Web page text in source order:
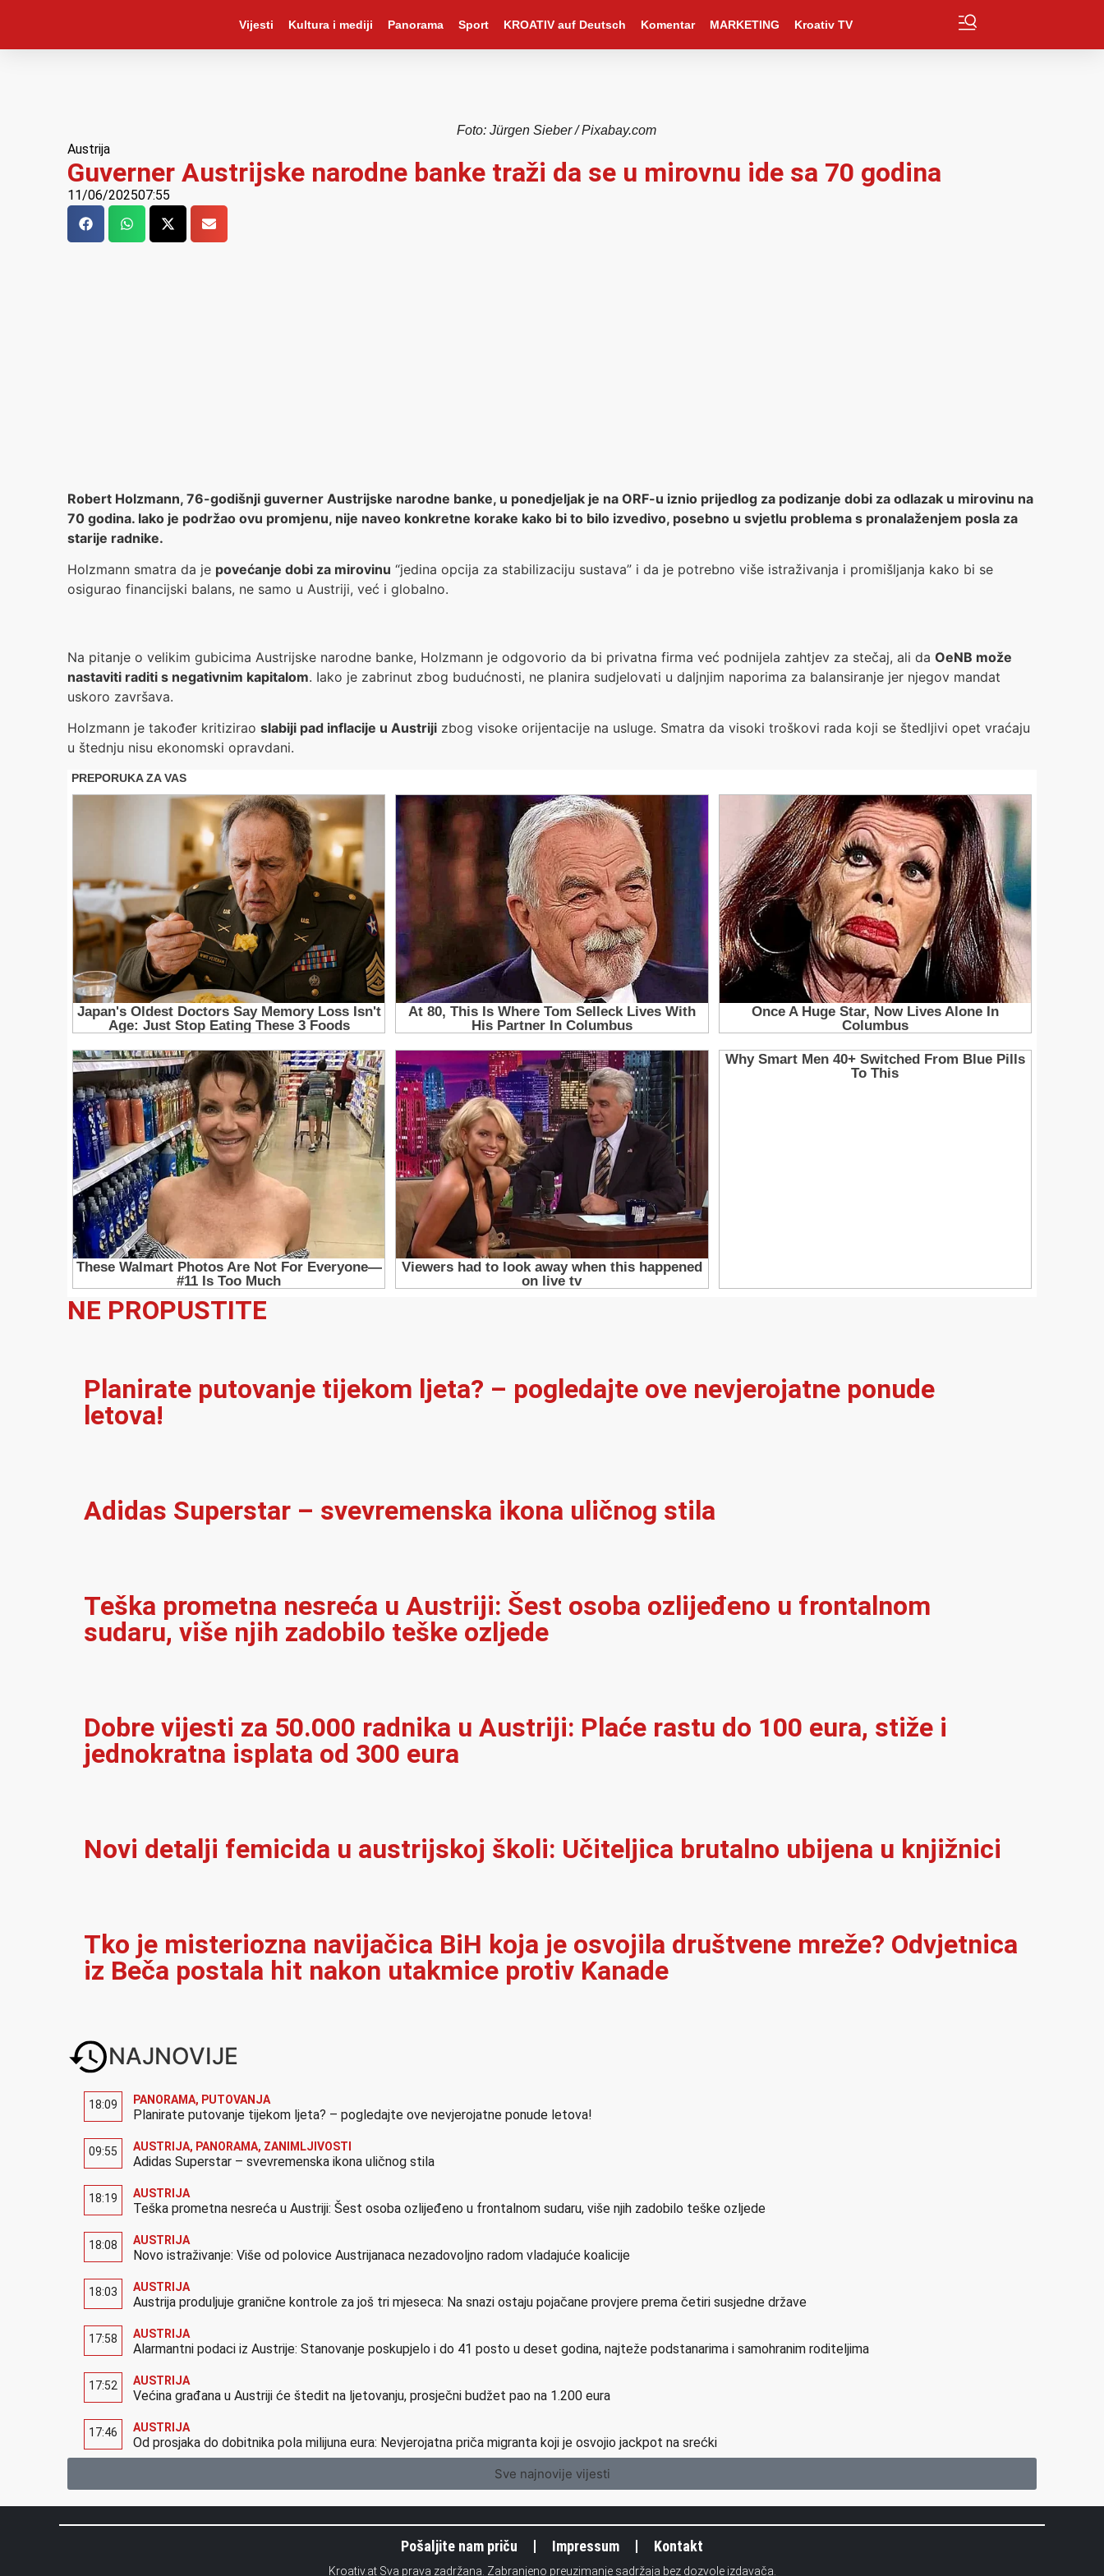
Vijesti Kultura i mediji Panorama Sport KROATIV auf Deutsch Komentar MARKETING Kroativ TV
Foto: Jürgen Sieber / Pixabay.com
Austrija
Guverner Austrijske narodne banke traži da se u mirovnu ide sa 70 godina
11/06/202507:55
Robert Holzmann, 76-godišnji guverner Austrijske narodne banke, u ponedjeljak je na ORF-u iznio prijedlog za podizanje dobi za odlazak u mirovinu na
70 godina. Iako je podržao ovu promjenu, nije naveo konkretne korake kako bi to bilo izvedivo, posebno u svjetlu problema s pronalaženjem posla za
starije radnike.
Holzmann smatra da je povećanje dobi za mirovinu “jedina opcija za stabilizaciju sustava” i da je potrebno više istraživanja i promišljanja kako bi se
osigurao financijski balans, ne samo u Austriji, već i globalno.
Na pitanje o velikim gubicima Austrijske narodne banke, Holzmann je odgovorio da bi privatna firma već podnijela zahtjev za stečaj, ali da OeNB može
nastaviti raditi s negativnim kapitalom. Iako je zabrinut zbog budućnosti, ne planira sudjelovati u daljnjim naporima za balansiranje jer njegov mandat
uskoro završava.
Holzmann je također kritizirao slabiji pad inflacije u Austriji zbog visoke orijentacije na usluge. Smatra da visoki troškovi rada koji se štedljivi opet vraćaju
u štednju nisu ekonomski opravdani.
NE PROPUSTITE
Planirate putovanje tijekom ljeta? – pogledajte ove nevjerojatne ponude
letova!
Adidas Superstar – svevremenska ikona uličnog stila
Teška prometna nesreća u Austriji: Šest osoba ozlijeđeno u frontalnom
sudaru, više njih zadobilo teške ozljede
Dobre vijesti za 50.000 radnika u Austriji: Plaće rastu do 100 eura, stiže i
jednokratna isplata od 300 eura
Novi detalji femicida u austrijskoj školi: Učiteljica brutalno ubijena u knjižnici
Tko je misteriozna navijačica BiH koja je osvojila društvene mreže? Odvjetnica
iz Beča postala hit nakon utakmice protiv Kanade
NAJNOVIJE
18:09 PANORAMA, PUTOVANJA
Planirate putovanje tijekom ljeta? – pogledajte ove nevjerojatne ponude letova!
09:55 AUSTRIJA, PANORAMA, ZANIMLJIVOSTI
Adidas Superstar – svevremenska ikona uličnog stila
18:19 AUSTRIJA
Teška prometna nesreća u Austriji: Šest osoba ozlijeđeno u frontalnom sudaru, više njih zadobilo teške ozljede
18:08 AUSTRIJA
Novo istraživanje: Više od polovice Austrijanaca nezadovoljno radom vladajuće koalicije
18:03 AUSTRIJA
Austrija produljuje granične kontrole za još tri mjeseca: Na snazi ostaju pojačane provjere prema četiri susjedne države
17:58 AUSTRIJA
Alarmantni podaci iz Austrije: Stanovanje poskupjelo i do 41 posto u deset godina, najteže podstanarima i samohranim roditeljima
17:52 AUSTRIJA
Većina građana u Austriji će štedit na ljetovanju, prosječni budžet pao na 1.200 eura
17:46 AUSTRIJA
Od prosjaka do dobitnika pola milijuna eura: Nevjerojatna priča migranta koji je osvojio jackpot na srećki
Sve najnovije vijesti
Pošaljite nam priču Impressum Kontakt
Kroativ.at Sva prava zadržana. Zabranjeno preuzimanje sadržaja bez dozvole izdavača.